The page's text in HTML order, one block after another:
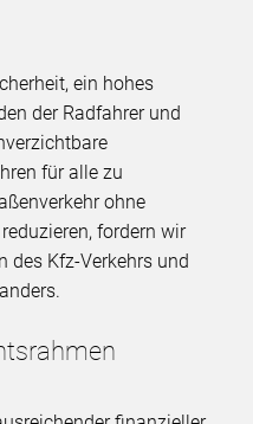
ein hohes
der Radfahrer und
für alle zu
ohne
fordern wir
des Kfz-Verkehrs und